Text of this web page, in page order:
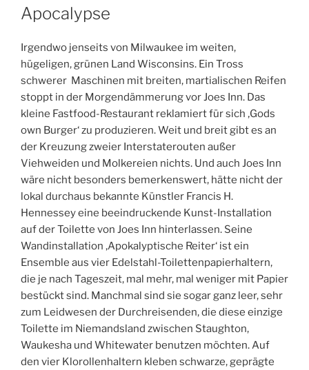
AM
Apocalypse
Irgendwo jenseits von Milwaukee im weiten,
hügeligen, grünen Land Wisconsins. Ein Tross
schwerer Maschinen mit breiten, martialischen Reifen
stoppt in der Morgendämmerung vor Joes Inn. Das
kleine Fastfood-Restaurant reklamiert für sich ‚Gods
own Burger‘ zu produzieren. Weit und breit gibt es an
der Kreuzung zweier Interstaterouten außer
Viehweiden und Molkereien nichts. Und auch Joes Inn
wäre nicht besonders bemerkenswert, hätte nicht der
lokal durchaus bekannte Künstler Francis H.
Hennessey eine beeindruckende Kunst-Installation
auf der Toilette von Joes Inn hinterlassen. Seine
Wandinstallation ‚Apokalyptische Reiter‘ ist ein
Ensemble aus vier Edelstahl-Toilettenpapierhaltern,
die je nach Tageszeit, mal mehr, mal weniger mit Papier
bestückt sind. Manchmal sind sie sogar ganz leer, sehr
zum Leidwesen der Durchreisenden, die diese einzige
Toilette im Niemandsland zwischen Staughton,
Waukesha und Whitewater benutzen möchten. Auf
den vier Klorollenhaltern kleben schwarze, geprägte